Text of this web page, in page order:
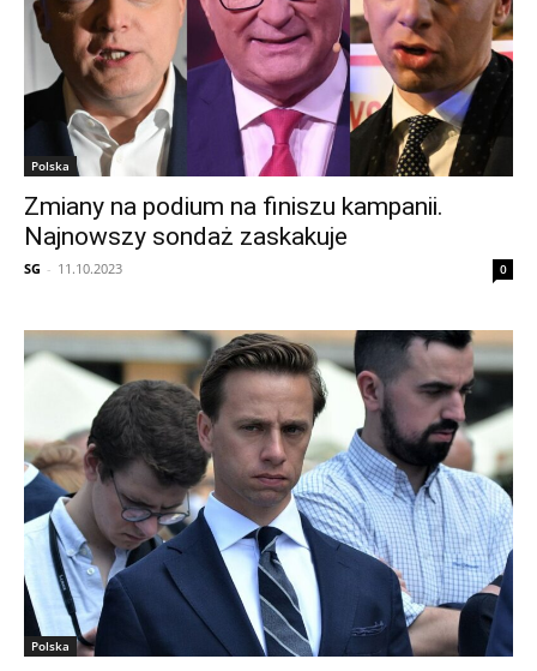
Polska
Zmiany na podium na finiszu kampanii.
Najnowszy sondaż zaskakuje
SG - 11.10.2023 0
Polska